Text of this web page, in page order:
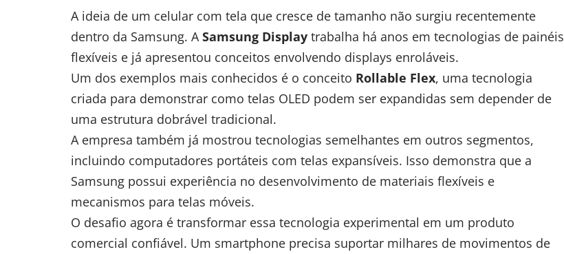
A ideia de um celular com tela que cresce de tamanho não surgiu recentemente
dentro da Samsung. ASamsung Display trabalha há anos em tecnologias de painéis
flexíveis e já apresentou conceitos envolvendo displays enroláveis.
Um dos exemplos mais conhecidos é o conceito Rollable Flex, uma tecnologia
criada para demonstrar como telas OLED podem ser expandidas sem depender de
uma estrutura dobrável tradicional.
A empresa também já mostrou tecnologias semelhantes em outros segmentos,
incluindo computadores portáteis com telas expansíveis. Isso demonstra que a
Samsung possui experiência no desenvolvimento de materiais flexíveis e
mecanismos para telas móveis.
O desafio agora é transformar essa tecnologia experimental em um produto
comercial confiável. Um smartphone precisa suportar milhares de movimentos de